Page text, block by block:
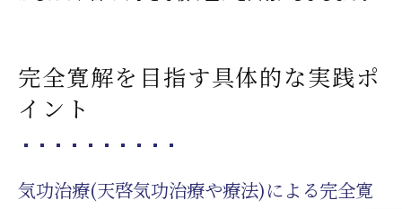
完全寛解を目指す具体的な実践ポ
イント
気功治療(天啓気功治療や療法)による完全寛